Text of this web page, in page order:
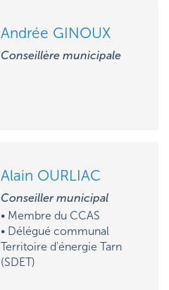
Andrée GINOUX
Conseillère municipale
Alain OURLIAC
Conseiller municipal
• Membre du CCAS
• Délégué communal
Territoire d'énergie Tarn
(SDET)